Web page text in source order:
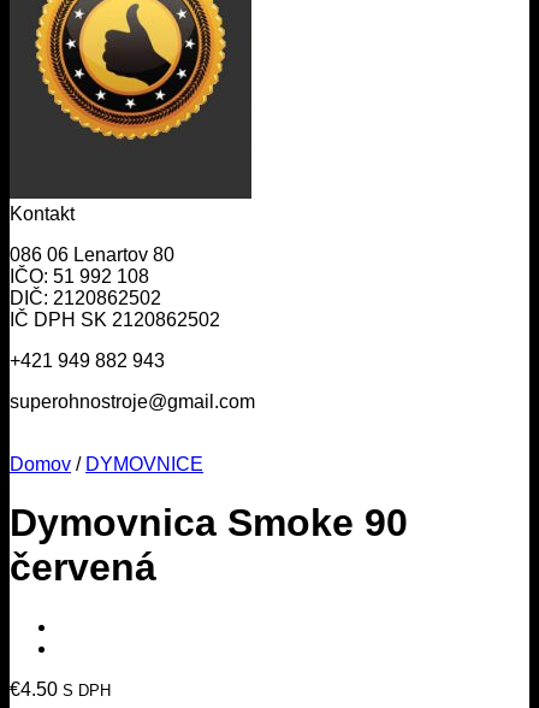
Kontakt
086 06 Lenartov 80
IČO: 51 992 108
DIČ: 2120862502
IČ DPH SK 2120862502
+421 949 882 943
superohnostroje@gmail.com
Domov / DYMOVNICE
Dymovnica Smoke 90
červená
€4.50 S DPH